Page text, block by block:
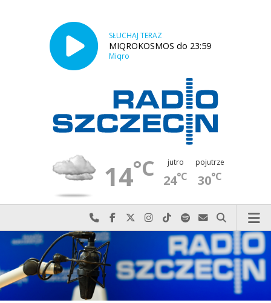
SŁUCHAJ TERAZ
MIQROKOSMOS do 23:59
Miqro
14°C jutro
24°C
pojutrze
30°C
Najlepiej po prostu do nas zadzwoń
Odwiedź nas na Facebook-u
Odwiedź nas na X
Odwiedź nas na Instagram-ie
Odwiedź nas na TikTok-u
Szukaj nas na Spotify
Wyślij do nas
Szukaj